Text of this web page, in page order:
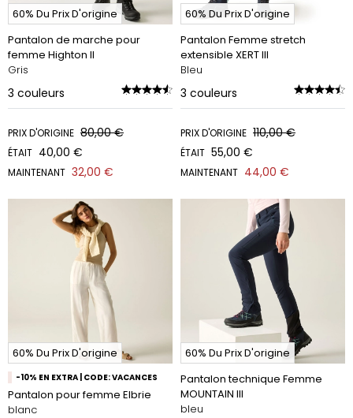
60% Du Prix D'origine
Pantalon de marche pour
femme Highton II
Gris
3 couleurs
PRIX D'ORIGINE 80,00 €
ÉTAIT 40,00 €
MAINTENANT 32,00 €
60% Du Prix D'origine
Pantalon Femme stretch
extensible XERT III
Bleu
3 couleurs
PRIX D'ORIGINE 110,00 €
ÉTAIT 55,00 €
MAINTENANT 44,00 €
60% Du Prix D'origine
-10% EN EXTRA | CODE: VACANCES
Pantalon pour femme Elbrie
blanc
60% Du Prix D'origine
Pantalon technique Femme
MOUNTAIN III
bleu